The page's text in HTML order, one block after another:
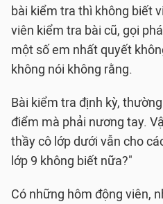
bài kiểm tra thì không biết
viên kiểm tra bài cũ, gọi
một số em nhất quyết
không nói không rằng.
Bài kiểm tra định kỳ,
điểm mà phải nương tay.
thầy cô lớp dưới vẫn cho
lớp 9 không biết nữa?"
Có những hôm động viên,